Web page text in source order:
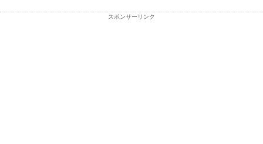
スポンサーリンク